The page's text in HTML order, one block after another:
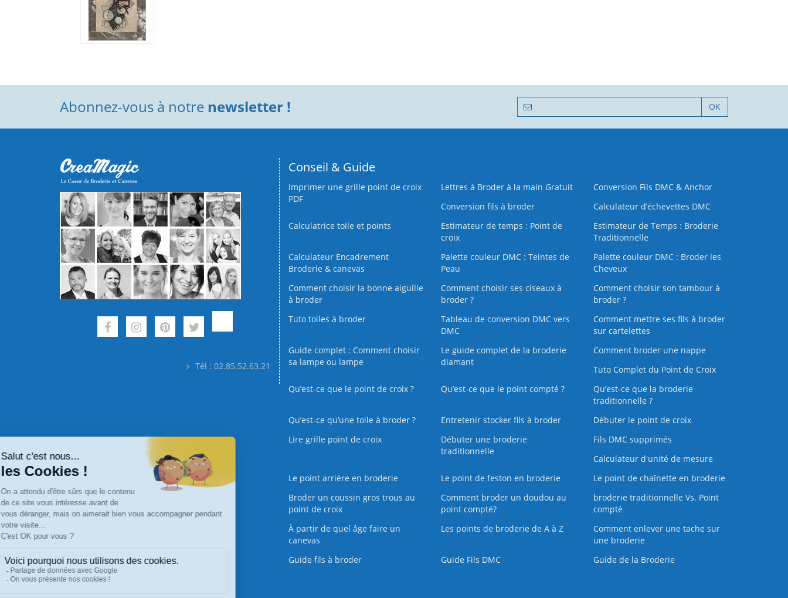
Abonnez-vous à notre newsletter ! OK
Tél : 02.85.52.63.21
Conseil & Guide
Imprimer une grille point de croix
PDF
Lettres à Broder à la main Gratuit
Conversion Fils DMC & Anchor
Conversion fils à broder
Calculateur d’échevettes DMC
Calculatrice toile et points
Estimateur de temps : Point de
croix
Estimateur de Temps : Broderie
Traditionnelle
Calculateur Encadrement
Broderie & canevas
Palette couleur DMC : Teintes de
Peau
Palette couleur DMC : Broder les
Cheveux
Comment choisir la bonne aiguille
à broder
Comment choisir ses ciseaux à
broder ?
Comment choisir son tambour à
broder ?
Tuto toiles à broder
Tableau de conversion DMC vers
DMC
Comment mettre ses fils à broder
sur cartelettes
Guide complet : Comment choisir
sa lampe ou lampe
Le guide complet de la broderie
diamant
Comment broder une nappe
Tuto Complet du Point de Croix
Qu’est-ce que le point de croix ?
Qu’est-ce que le point compté ?
Qu’est-ce que la broderie
traditionnelle ?
Qu’est‑ce qu’une toile à broder ?
Entretenir stocker fils à broder
Débuter le point de croix
Lire grille point de croix
Débuter une broderie
traditionnelle
Fils DMC supprimés
Calculateur d'unité de mesure
Le point arrière en broderie
Le point de feston en broderie
Le point de chaînette en broderie
Broder un coussin gros trous au
point de croix
Comment broder un doudou au
point compté?
broderie traditionnelle Vs. Point
compté
À partir de quel âge faire un
canevas
Les points de broderie de A à Z
Comment enlever une tache sur
une broderie
Guide fils à broder
Guide Fils DMC Guide de la Broderie